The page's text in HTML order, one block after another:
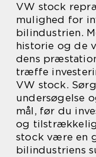
VW stock
mulighed for
bilindustrien.
historie og de
dens
træffe
VW stock.
undersøgelse
mål, før du
og tilstrækkelig
stock være en
bilindustriens